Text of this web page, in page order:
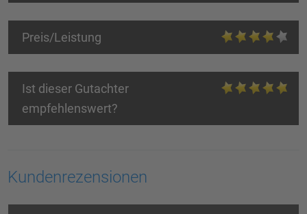
Preis/Leistung
Ist dieser Gutachter
empfehlenswert?
Kundenrezensionen